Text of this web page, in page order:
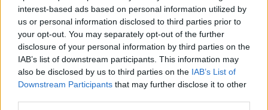
interest-based ads based on personal information utilized by
us or personal information disclosed to third parties prior to
your opt-out. You may separately opt-out of the further
disclosure of your personal information by third parties on the
IAB’s list of downstream participants. This information may
also be disclosed by us to third parties on the IAB’s List of
Downstream Participants that may further disclose it to other